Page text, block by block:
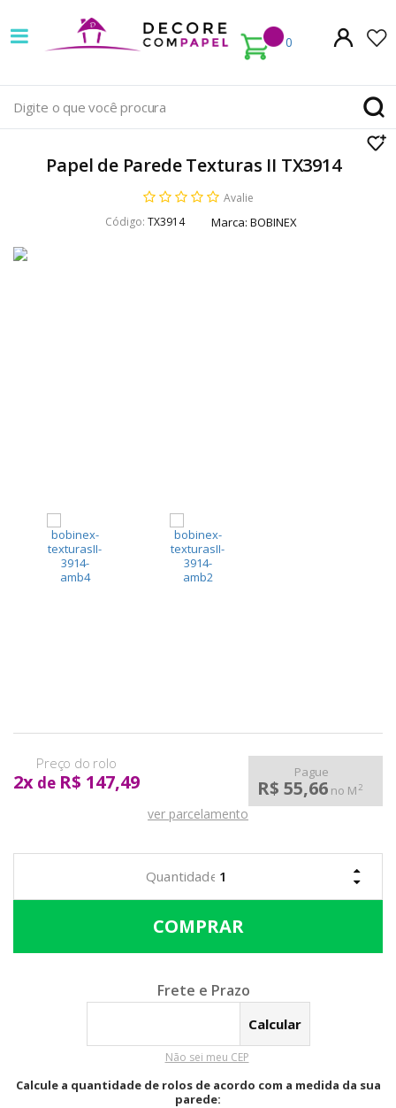
0
Decore
com
papel
é
pioneira
venda
Papel de Parede Texturas II TX3914
Avalie
Código: TX3914 Marca: BOBINEX
2x de R$ 147,49 Pague
R$ 55,66 no M2
ver parcelamento
Calcular o Frete
Não sei meu CEP
Calcule a quantidade de rolos de acordo com a medida da sua
parede: